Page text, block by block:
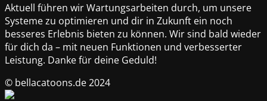
Aktuell führen wir Wartungsarbeiten durch, um unsere
Systeme zu optimieren und dir in Zukunft ein noch
besseres Erlebnis bieten zu können. Wir sind bald wieder
für dich da – mit neuen Funktionen und verbesserter
Leistung. Danke für deine Geduld!
© bellacatoons.de 2024